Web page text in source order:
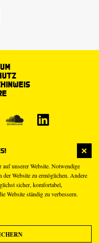
unserer Website. Notwendige
Website zu ermöglichen. Andere
sicher, komfortabel,
Website ständig zu verbessern.